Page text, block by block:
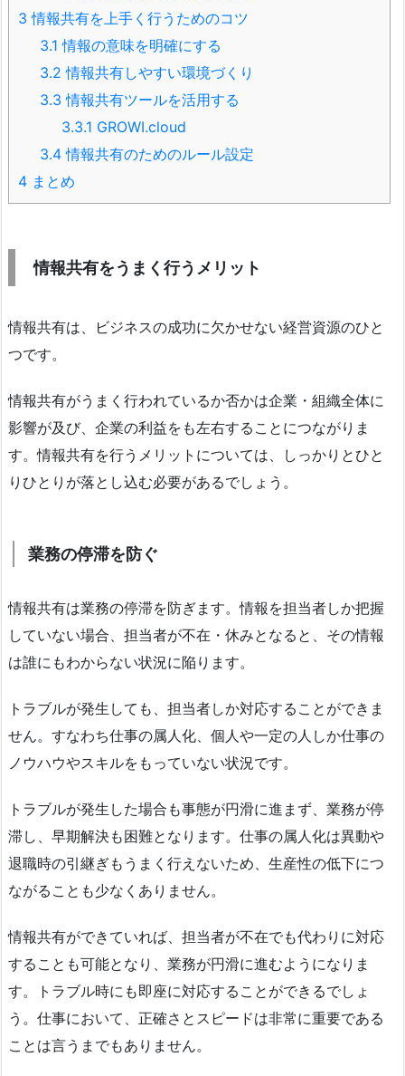
3 情報共有を上手く行うためのコツ
3.1 情報の意味を明確にする
3.2 情報共有しやすい環境づくり
3.3 情報共有ツールを活用する
3.3.1 GROWI.cloud
3.4 情報共有のためのルール設定
4 まとめ
情報共有をうまく行うメリット
情報共有は、ビジネスの成功に欠かせない経営資源のひと
つです。
情報共有がうまく行われているか否かは企業・組織全体に
影響が及び、企業の利益をも左右することにつながりま
す。情報共有を行うメリットについては、しっかりとひと
りひとりが落とし込む必要があるでしょう。
業務の停滞を防ぐ
情報共有は業務の停滞を防ぎます。情報を担当者しか把握
していない場合、担当者が不在・休みとなると、その情報
は誰にもわからない状況に陥ります。
トラブルが発生しても、担当者しか対応することができま
せん。すなわち仕事の属人化、個人や一定の人しか仕事の
ノウハウやスキルをもっていない状況です。
トラブルが発生した場合も事態が円滑に進まず、業務が停
滞し、早期解決も困難となります。仕事の属人化は異動や
退職時の引継ぎもうまく行えないため、生産性の低下につ
ながることも少なくありません。
情報共有ができていれば、担当者が不在でも代わりに対応
することも可能となり、業務が円滑に進むようになりま
す。トラブル時にも即座に対応することができるでしょ
う。仕事において、正確さとスピードは非常に重要である
ことは言うまでもありません。